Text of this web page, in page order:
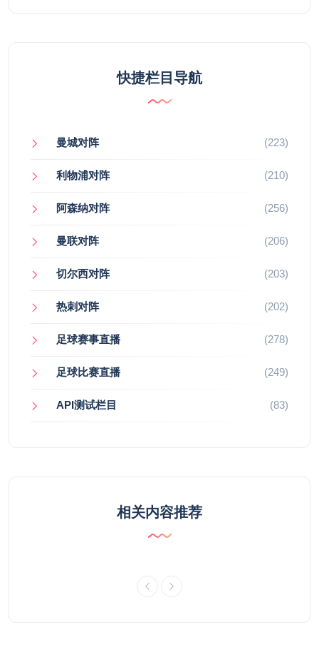
快捷栏目导航
曼城对阵 (223)
利物浦对阵 (210)
阿森纳对阵 (256)
曼联对阵 (206)
切尔西对阵 (203)
热刺对阵 (202)
足球赛事直播 (278)
足球比赛直播 (249)
API测试栏目 (83)
相关内容推荐